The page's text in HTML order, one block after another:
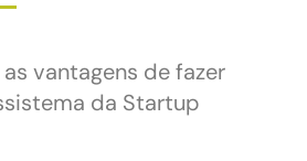
vantagens de fazer
da Startup